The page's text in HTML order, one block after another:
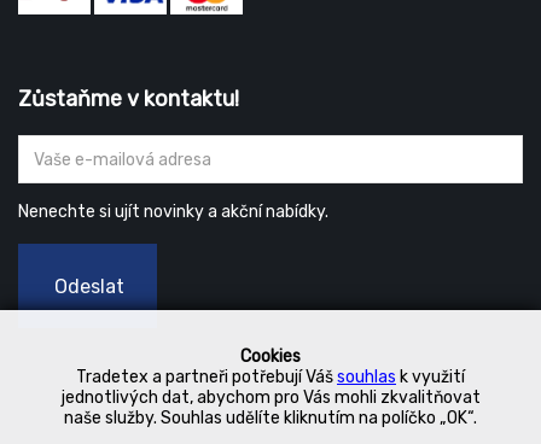
Cookies
Tradetex a partneři potřebují Vášsouhlas k využití
jednotlivých dat, abychom pro Vás mohli zkvalitňovat
naše služby. Souhlas udělíte kliknutím na políčko „OK“.
Zůstaňme v kontaktu!
Nenechte si ujít novinky a akční nabídky.
Odeslat